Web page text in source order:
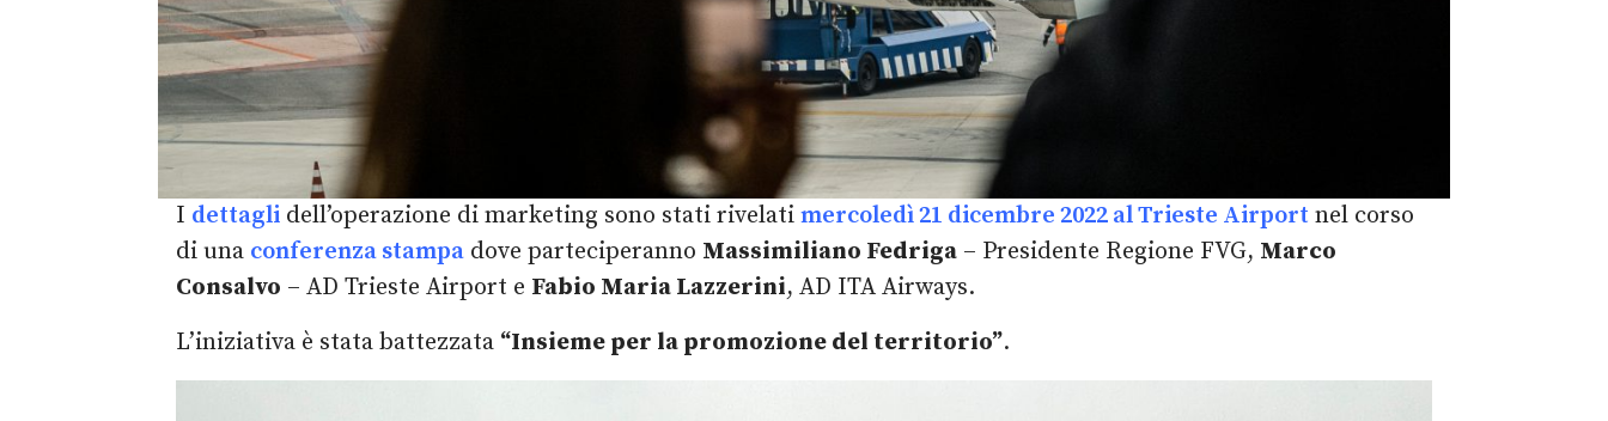
I dettagli dell’operazione di marketing sono stati rivelati mercoledì 21 dicembre 2022 al Trieste Airport nel corso
di una conferenza stampa dove parteciperanno Massimiliano Fedriga – Presidente Regione FVG, Marco
Consalvo – AD Trieste Airport e Fabio Maria Lazzerini, AD ITA Airways.
L’iniziativa è stata battezzata “Insieme per la promozione del territorio”.